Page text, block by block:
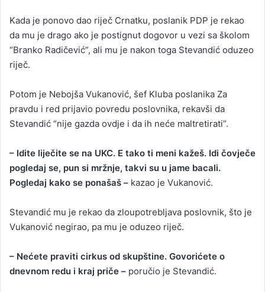
Kada je ponovo dao riječ Crnatku, poslanik PDP je rekao
da mu je drago ako je postignut dogovor u vezi sa školom
“Branko Radičević”, ali mu je nakon toga Stevandić oduzeo
riječ.
Potom je Nebojša Vukanović, šef Kluba poslanika Za
pravdu i red prijavio povredu poslovnika, rekavši da
Stevandić “nije gazda ovdje i da ih neće maltretirati”.
– Idite liječite se na UKC. E tako ti meni kažeš. Idi čovječe
pogledaj se, pun si mržnje, takvi su u jame bacali.
Pogledaj kako se ponašaš – kazao je Vukanović.
Stevandić mu je rekao da zloupotrebljava poslovnik, što je
Vukanović negirao, pa mu je oduzeo riječ.
– Nećete praviti cirkus od skupštine. Govorićete o
dnevnom redu i kraj priče – poručio je Stevandić.